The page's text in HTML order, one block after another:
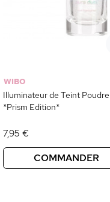
WIBO
Illuminateur de Teint Poudre
*Prism Edition*
7,95 €
COMMANDER